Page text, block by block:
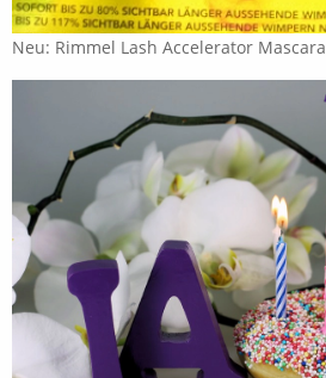
Neu: Rimmel Lash Accelerator Mascara